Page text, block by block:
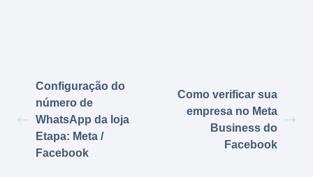
Configuração do
número de
WhatsApp da loja
Etapa: Meta /
Facebook
Como verificar sua
empresa no Meta
Business do
Facebook